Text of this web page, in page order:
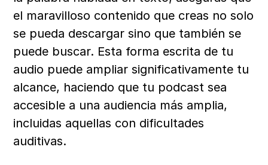
el maravilloso contenido que creas no solo
se pueda descargar sino que también se
puede buscar. Esta forma escrita de tu
audio puede ampliar significativamente tu
alcance, haciendo que tu podcast sea
accesible a una audiencia más amplia,
incluidas aquellas con dificultades
auditivas.